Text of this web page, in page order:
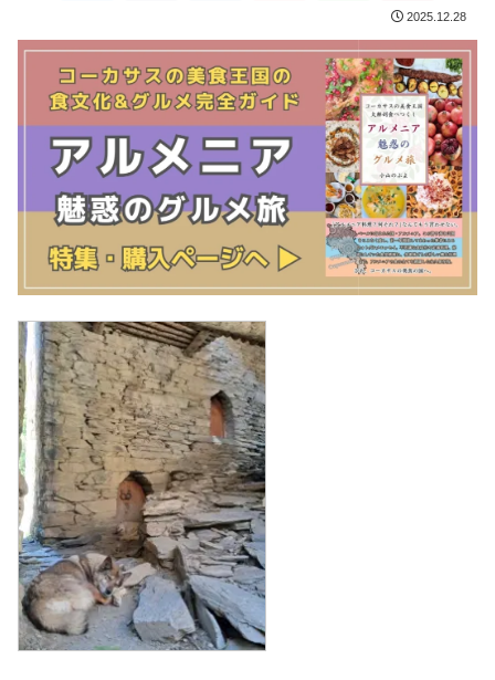
2025.12.28